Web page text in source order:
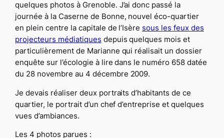
quelques photos à Grenoble. J’ai donc passé la
journée à la Caserne de Bonne, nouvel éco-quartier
en plein centre la capitale de l’Isère sous les feux des
projecteurs médiatiques depuis quelques mois et
particulièrement de Marianne qui réalisait un dossier
enquête sur l’écologie à lire dans le numéro 658 datée
du 28 novembre au 4 décembre 2009.
Je devais réaliser deux portraits d’habitants de ce
quartier, le portrait d’un chef d’entreprise et quelques
vues d’ambiances.
Les 4 photos parues :